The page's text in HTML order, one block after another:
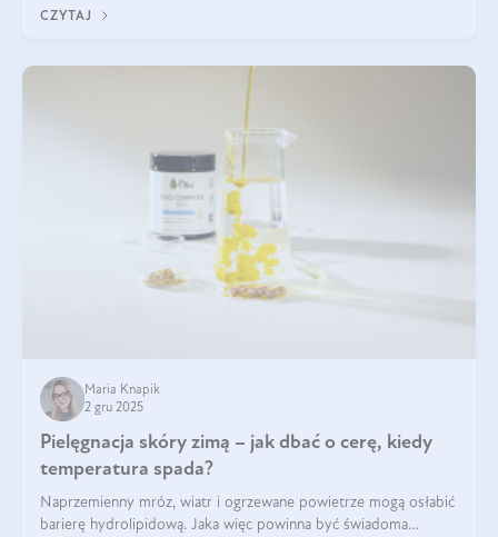
bydlęcy.
CZYTAJ
Maria Knapik
2 gru 2025
Pielęgnacja skóry zimą – jak dbać o cerę, kiedy
temperatura spada?
Naprzemienny mróz, wiatr i ogrzewane powietrze mogą osłabić
barierę hydrolipidową. Jaka więc powinna być świadoma